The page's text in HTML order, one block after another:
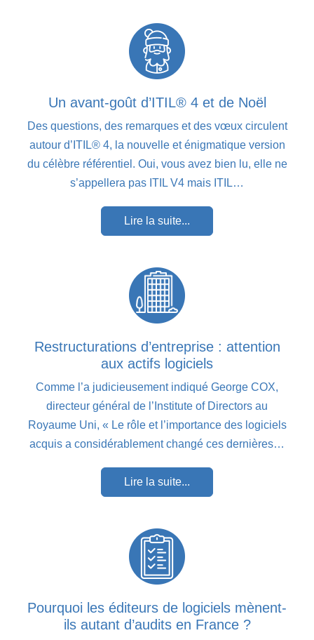
Un avant-goût d’ITIL® 4 et de Noël
Des questions, des remarques et des vœux circulent
autour d’ITIL® 4, la nouvelle et énigmatique version
du célèbre référentiel. Oui, vous avez bien lu, elle ne
s’appellera pas ITIL V4 mais ITIL…
Lire la suite...
Restructurations d’entreprise : attention
aux actifs logiciels
Comme l’a judicieusement indiqué George COX,
directeur général de l’Institute of Directors au
Royaume Uni, « Le rôle et l’importance des logiciels
acquis a considérablement changé ces dernières…
Lire la suite...
Pourquoi les éditeurs de logiciels mènent-
ils autant d’audits en France ?